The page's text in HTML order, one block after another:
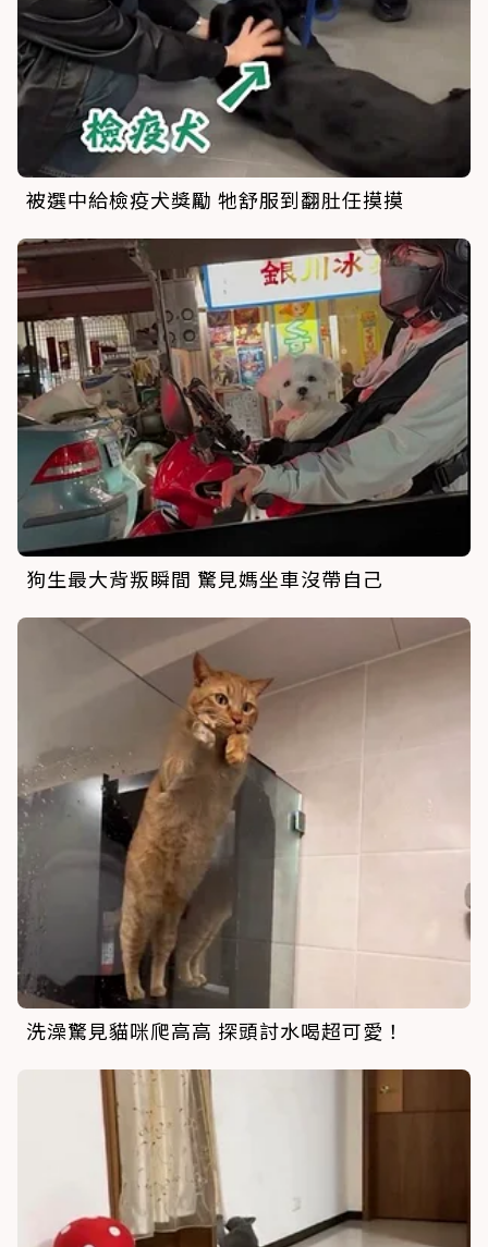
被選中給檢疫犬獎勵 牠舒服到翻肚任摸摸
狗生最大背叛瞬間 驚見媽坐車沒帶自己
洗澡驚見貓咪爬高高 探頭討水喝超可愛！